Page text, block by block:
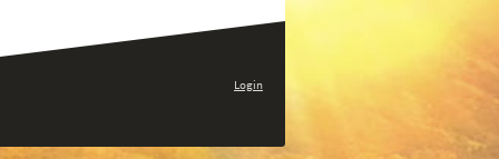
Login